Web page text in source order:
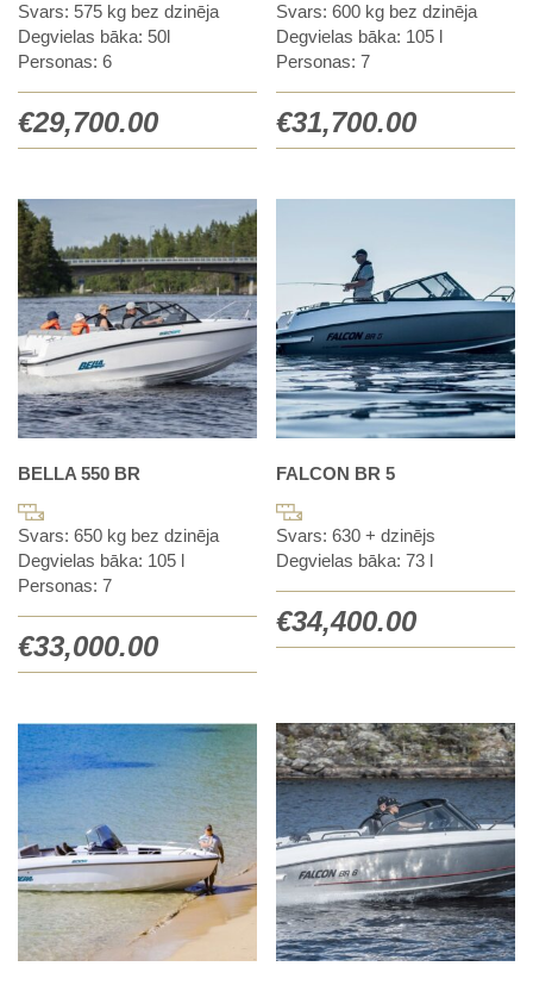
Svars: 575 kg bez dzinēja
Degvielas bāka: 50l
Personas: 6
€29,700.00
Svars: 600 kg bez dzinēja
Degvielas bāka: 105 l
Personas: 7
€31,700.00
BELLA 550 BR
Svars: 650 kg bez dzinēja
Degvielas bāka: 105 l
Personas: 7
€33,000.00
FALCON BR 5
Svars: 630 + dzinējs
Degvielas bāka: 73 l
€34,400.00